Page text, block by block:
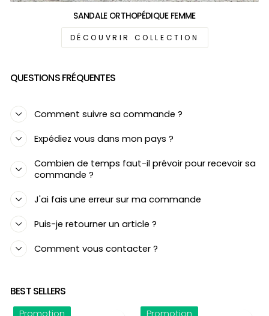
SANDALE ORTHOPÉDIQUE FEMME
DÉCOUVRIR COLLECTION
QUESTIONS FRÉQUENTES
Comment suivre sa commande ?
Expédiez vous dans mon pays ?
Combien de temps faut-il prévoir pour recevoir sa
commande ?
J'ai fais une erreur sur ma commande
Puis-je retourner un article ?
Comment vous contacter ?
BEST SELLERS
Promotion Promotion